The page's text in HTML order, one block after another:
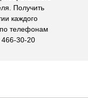
Получить
каждого
телефонам
30-20